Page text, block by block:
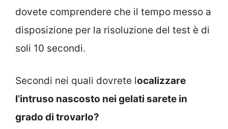
dovete comprendere che il tempo messo a
disposizione per la risoluzione del test è di
soli 10 secondi.
Secondi nei quali dovrete localizzare
l’intruso nascosto nei gelati sarete in
grado di trovarlo?